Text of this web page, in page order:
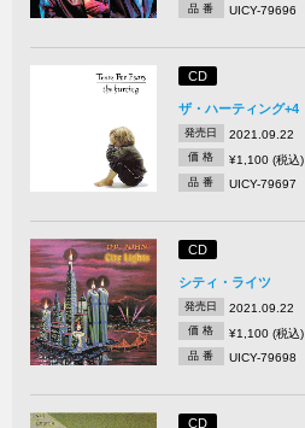
品 番 UICY-79696
CD
ザ・ハーティング+4
発売日 2021.09.22
価 格 ¥1,100 (税込)
品 番 UICY-79697
CD
シティ・ライツ
発売日 2021.09.22
価 格 ¥1,100 (税込)
品 番 UICY-79698
CD